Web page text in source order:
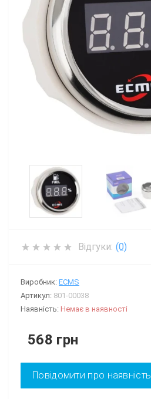
Відгуки: (0)
Виробник: ECMS
Артикул: 801-00038
Наявність: Немає в наявності
568 грн
Повідомити про наявність